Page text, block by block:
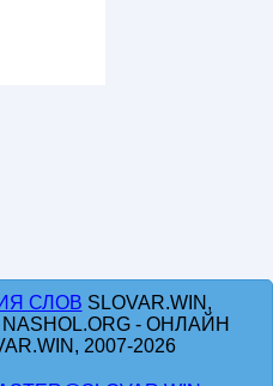
СЛОВ SLOVAR.WIN,
NASHOL.ORG - ОНЛАЙН
2007-2026